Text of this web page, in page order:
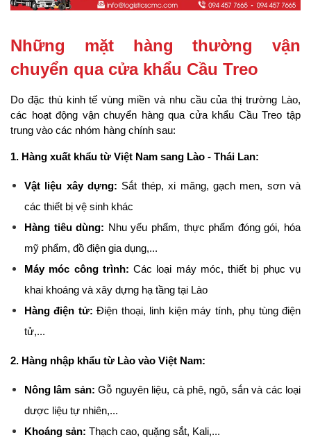
Những mặt hàng thường vận
chuyển qua cửa khẩu Cầu Treo
Do đặc thù kinh tế vùng miền và nhu cầu của thị trường Lào,
các hoạt động vận chuyển hàng qua cửa khẩu Cầu Treo tập
trung vào các nhóm hàng chính sau:
1. Hàng xuất khẩu từ Việt Nam sang Lào - Thái Lan:
Vật liệu xây dựng: Sắt thép, xi măng, gạch men, sơn và
các thiết bị vệ sinh khác
Hàng tiêu dùng: Nhu yếu phẩm, thực phẩm đóng gói, hóa
mỹ phẩm, đồ điện gia dụng,...
Máy móc công trình: Các loại máy móc, thiết bị phục vụ
khai khoáng và xây dựng hạ tầng tại Lào
Hàng điện tử: Điện thoại, linh kiện máy tính, phụ tùng điện
tử,...
2. Hàng nhập khẩu từ Lào vào Việt Nam:
Nông lâm sản: Gỗ nguyên liệu, cà phê, ngô, sắn và các loại
dược liệu tự nhiên,...
Khoáng sản: Thạch cao, quặng sắt, Kali,...